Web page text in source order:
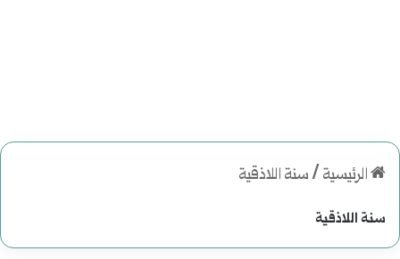
الرئيسية /سنة اللاذقية
سنة اللاذقية